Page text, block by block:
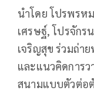
นำโดย โปรพรห
เศรษฐ์, โปรจัก
เจริญสุข ร่วมถ่า
และแนวคิดการว
สนามแบบตัวต่อ